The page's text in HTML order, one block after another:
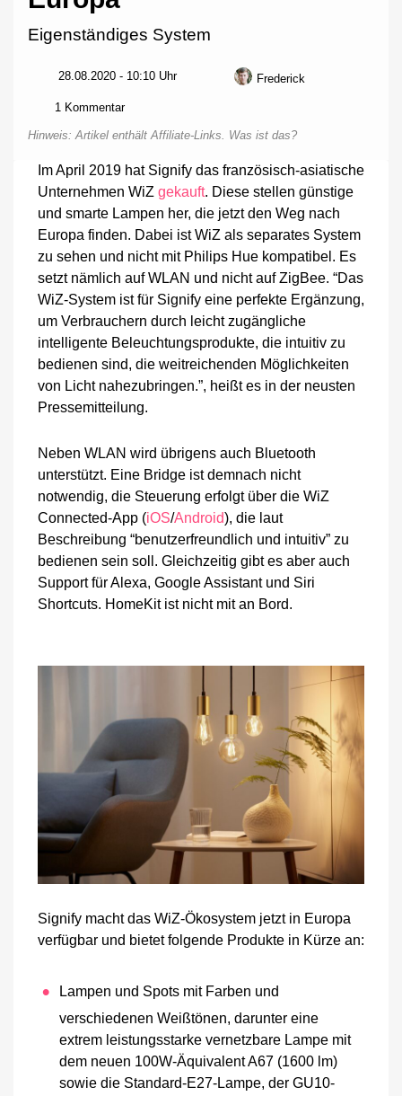
Eigenständiges System
28.08.2020 - 10:10 Uhr Frederick
1 Kommentarzu
bringt
Lampen
von
WiZ
nach
Europa
Hinweis: Artikel enthält Affiliate-Links. Was ist das?
Im April 2019 hat Signify das französisch-asiatische
Unternehmen WiZ gekauft. Diese stellen günstige
und smarte Lampen her, die jetzt den Weg nach
Europa finden. Dabei ist WiZ als separates System
zu sehen und nicht mit Philips Hue kompatibel. Es
setzt nämlich auf WLAN und nicht auf ZigBee. “Das
WiZ-System ist für Signify eine perfekte Ergänzung,
um Verbrauchern durch leicht zugängliche
intelligente Beleuchtungsprodukte, die intuitiv zu
bedienen sind, die weitreichenden Möglichkeiten
von Licht nahezubringen.”, heißt es in der neusten
Pressemitteilung.
Neben WLAN wird übrigens auch Bluetooth
unterstützt. Eine Bridge ist demnach nicht
notwendig, die Steuerung erfolgt über die WiZ
Connected-App (iOS/Android), die laut
Beschreibung “benutzerfreundlich und intuitiv” zu
bedienen sein soll. Gleichzeitig gibt es aber auch
Support für Alexa, Google Assistant und Siri
Shortcuts. HomeKit ist nicht mit an Bord.
Signify macht das WiZ-Ökosystem jetzt in Europa
verfügbar und bietet folgende Produkte in Kürze an:
Lampen und Spots mit Farben und
verschiedenen Weißtönen, darunter eine
extrem leistungsstarke vernetzbare Lampe mit
dem neuen 100W-Äquivalent A67 (1600 lm)
sowie die Standard-E27-Lampe, der GU10-